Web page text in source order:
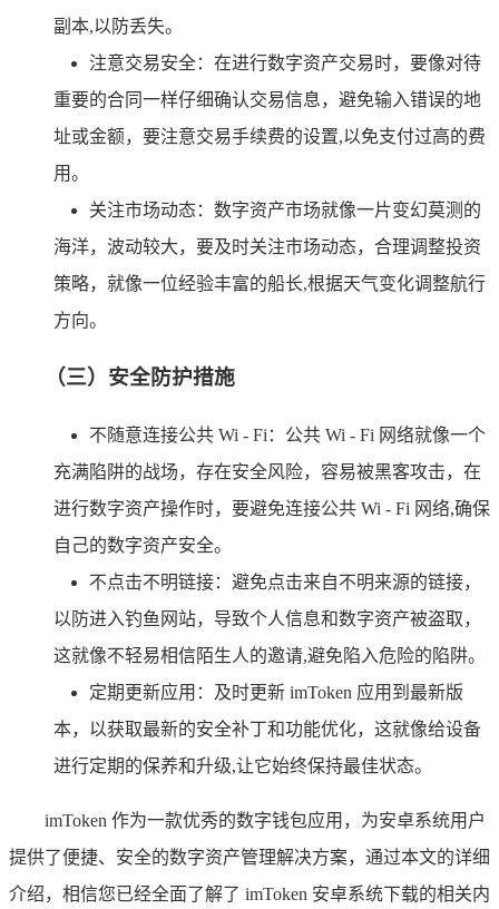
副本,以防丢失。
注意交易安全：在进行数字资产交易时，要像对待
重要的合同一样仔细确认交易信息，避免输入错误的地
址或金额，要注意交易手续费的设置,以免支付过高的费
用。
关注市场动态：数字资产市场就像一片变幻莫测的
海洋，波动较大，要及时关注市场动态，合理调整投资
策略，就像一位经验丰富的船长,根据天气变化调整航行
方向。
（三）安全防护措施
不随意连接公共 Wi - Fi：公共 Wi - Fi 网络就像一个
充满陷阱的战场，存在安全风险，容易被黑客攻击，在
进行数字资产操作时，要避免连接公共 Wi - Fi 网络,确保
自己的数字资产安全。
不点击不明链接：避免点击来自不明来源的链接，
以防进入钓鱼网站，导致个人信息和数字资产被盗取，
这就像不轻易相信陌生人的邀请,避免陷入危险的陷阱。
定期更新应用：及时更新 imToken 应用到最新版
本，以获取最新的安全补丁和功能优化，这就像给设备
进行定期的保养和升级,让它始终保持最佳状态。
imToken 作为一款优秀的数字钱包应用，为安卓系统用户
提供了便捷、安全的数字资产管理解决方案，通过本文的详细
介绍，相信您已经全面了解了 imToken 安卓系统下载的相关内